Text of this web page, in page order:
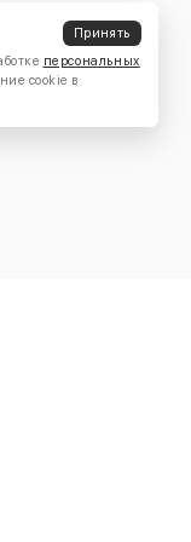
Принять
персональных
cookie в